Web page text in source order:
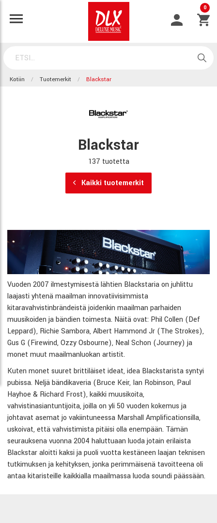
0
Kotiin Tuotemerkit Blackstar
Blackstar
137 tuotetta
Kaikki tuotemerkit
Vuoden 2007 ilmestymisestä lähtien Blackstaria on juhlittu
laajasti yhtenä maailman innovatiivisimmista
kitaravahvistinbrändeistä joidenkin maailman parhaiden
muusikoiden ja bändien toimesta. Näitä ovat: Phil Collen (Def
Leppard), Richie Sambora, Albert Hammond Jr (The Strokes),
Gus G (Firewind, Ozzy Osbourne), Neal Schon (Journey) ja
monet muut maailmanluokan artistit.
Kuten monet suuret brittiläiset ideat, idea Blackstarista syntyi
pubissa. Neljä bändikaveria (Bruce Keir, Ian Robinson, Paul
Hayhoe & Richard Frost), kaikki muusikoita,
vahvistinasiantuntijoita, joilla on yli 50 vuoden kokemus ja
johtavat asemat jo vakiintuneessa Marshall Amplificationsilla,
uskoivat, että vahvistimista pitäisi olla enempään. Tämän
seurauksena vuonna 2004 haluttuaan luoda jotain erilaista
Blackstar aloitti kaksi ja puoli vuotta kestäneen laajan teknisen
tutkimuksen ja kehityksen, jonka perimmäisenä tavoitteena oli
antaa kitaristeille kaikkialla maailmassa luoda soundi päässään.